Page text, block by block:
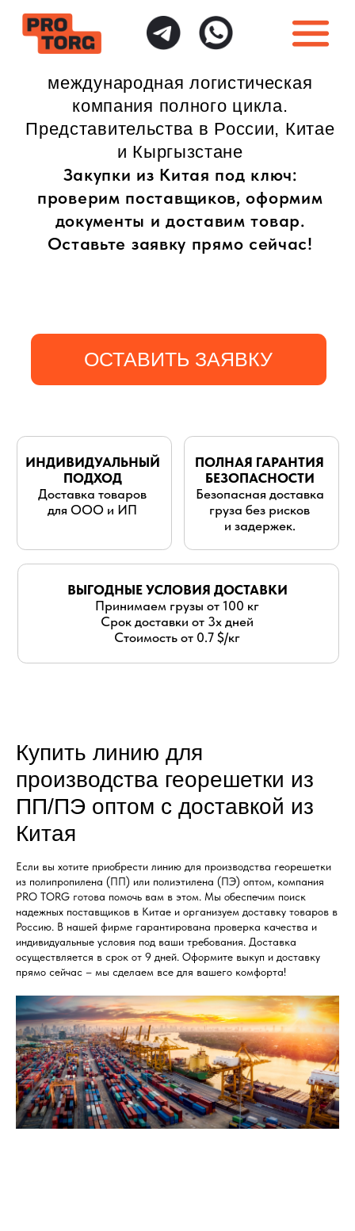
Представительства в России, Китае
и Кыргызстане
Закупки из Китая под ключ:
проверим поставщиков, оформим
документы и доставим товар.
Оставьте заявку прямо сейчас!
ОСТАВИТЬ ЗАЯВКУ
Срок доставки от 3х дней
Стоимость от 0.7 $/кг
Безопасная доставка
груза без рисков
Доставка товаров
для ООО и ИП
Купить линию для
производства георешетки из
ПП/ПЭ оптом с доставкой из
Китая
Если вы хотите приобрести линию для производства георешетки
из полипропилена (ПП) или полиэтилена (ПЭ) оптом, компания
PRO TORG готова помочь вам в этом. Мы обеспечим поиск
надежных поставщиков в Китае и организуем доставку товаров в
Россию. В нашей фирме гарантирована проверка качества и
индивидуальные условия под ваши требования. Доставка
осуществляется в срок от 9 дней. Оформите выкуп и доставку
прямо сейчас – мы сделаем все для вашего комфорта!